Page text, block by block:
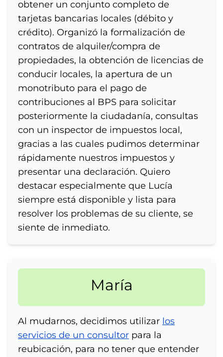
obtener un conjunto completo de
tarjetas bancarias locales (débito y
crédito). Organizó la formalización de
contratos de alquiler/compra de
propiedades, la obtención de licencias de
conducir locales, la apertura de un
monotributo para el pago de
contribuciones al BPS para solicitar
posteriormente la ciudadanía, consultas
con un inspector de impuestos local,
gracias a las cuales pudimos determinar
rápidamente nuestros impuestos y
presentar una declaración. Quiero
destacar especialmente que Lucía
siempre está disponible y lista para
resolver los problemas de su cliente, se
siente de inmediato.
María
Al mudarnos, decidimos utilizar los
servicios de un consultor para la
reubicación, para no tener que entender